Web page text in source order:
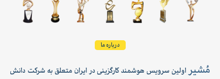
درباره ما
مُشیراولین سرویس هوشمند کارگزینی در ایران متعلق به شرکت دانش